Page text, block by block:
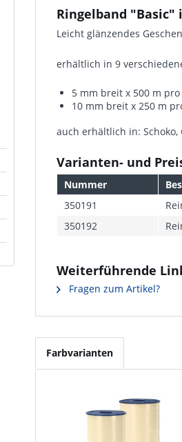
Ringelband "Basic"
Leicht glänzendes
erhältlich in 9
5 mm breit x 500 m pro
10 mm breit x 250 m
auch erhältlich in: Schoko,
Varianten- und
Nummer
350191
350192
Weiterführende
Fragen zum Artikel?
Farbvarianten